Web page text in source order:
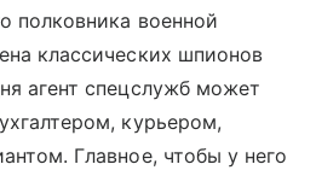
полковника военной
классических шпионов
агент спецслужб может
курьером,
Главное, чтобы у него